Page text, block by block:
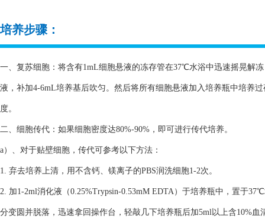
培养步骤：
一、复苏细胞：将含有1mL细胞悬液的冻存管在37℃水浴中迅速摇晃解
液，补加4-6mL培养基后吹匀。然后将所有细胞悬液加入培养瓶中培养
度。
二、细胞传代：如果细胞密度达80%-90%，即可进行传代培养。
a）、对于贴壁细胞，传代可参考以下方法：
1. 弃去培养上清，用不含钙、镁离子的PBS润洗细胞1-2次。
2. 加1-2ml消化液（0.25%Trypsin-0.53mM EDTA）于培养瓶中，置于
分变圆并脱落，迅速拿回操作台，轻敲几下培养瓶后加5ml以上含10%血